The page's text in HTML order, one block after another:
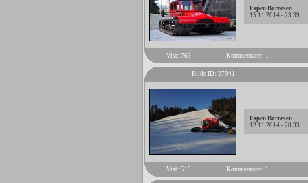
Espen Børresen
15.11.2014 - 23.39
Vist: 763 Kommentarer: 1
Bilde ID: 27941
Espen Børresen
12.11.2014 - 20.33
Vist: 515 Kommentarer: 1